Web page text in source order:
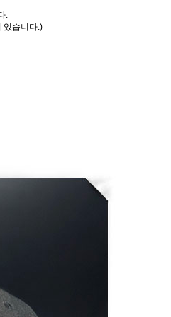
.
있습니다.)